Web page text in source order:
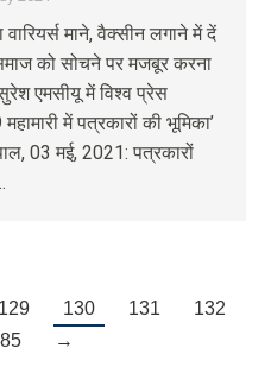
माने, वैक्सीन लगाने में दें
को सोचने पर मजबूर करना
एमसीयू में विश्व प्रेस
में पत्रकारों की भूमिका’
03 मई, 2021: पत्रकारों
129 130 131
132
→